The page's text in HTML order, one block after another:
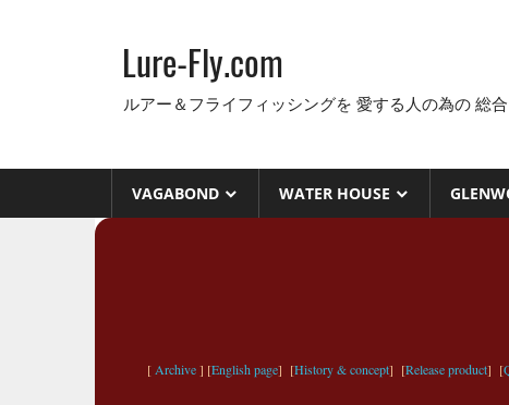
Lure-Fly.com
ルアー＆フライフィッシングを 愛する人の為の 総
VAGABOND WATER HOUSE
[ Archive] [English page] [History & concept] [Release product] [